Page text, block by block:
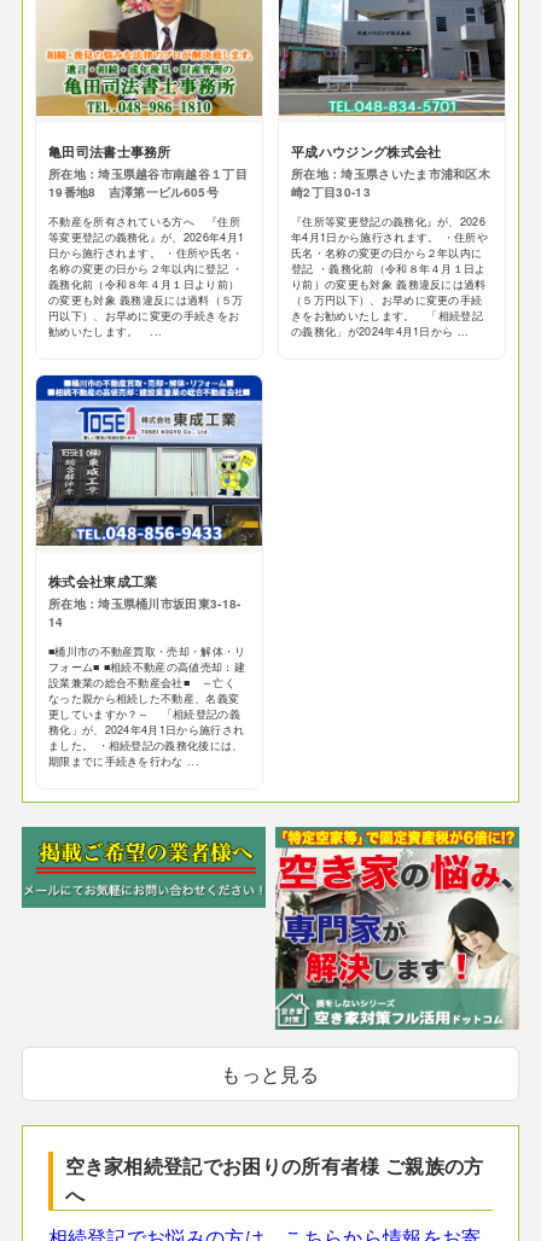
亀田司法書士事務所
所在地：埼玉県越谷市南越谷１丁目
19番地8 吉澤第一ビル605号
不動産を所有されている方へ 『住所
等変更登記の義務化』が、2026年4月1
日から施行されます。 ・住所や氏名・
名称の変更の日から２年以内に登記 ・
義務化前（令和８年４月１日より前）
の変更も対象 義務違反には過料（５万
円以下）、お早めに変更の手続きをお
勧めいたします。 ...
平成ハウジング株式会社
所在地：埼玉県さいたま市浦和区木
崎2丁目30-13
『住所等変更登記の義務化』が、2026
年4月1日から施行されます。 ・住所や
氏名・名称の変更の日から２年以内に
登記 ・義務化前（令和８年４月１日よ
り前）の変更も対象 義務違反には過料
（５万円以下）、お早めに変更の手続
きをお勧めいたします。 「相続登記
の義務化」が2024年4月1日から ...
株式会社東成工業
所在地：埼玉県桶川市坂田東3-18-
14
■桶川市の不動産買取・売却・解体・リ
フォーム■ ■相続不動産の高値売却：建
設業兼業の総合不動産会社■ ～亡く
なった親から相続した不動産、名義変
更していますか？～ 「相続登記の義
務化」が、2024年4月1日から施行され
ました。 ・相続登記の義務化後には、
期限までに手続きを行わな ...
もっと見る
空き家相続登記でお困りの所有者様 ご親族の方
へ